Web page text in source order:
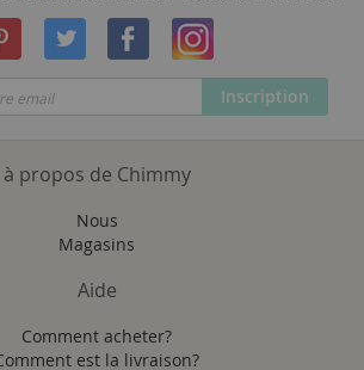
Inscription
à propos de Chimmy
Nous
Magasins
Aide
Comment acheter?
est la livraison?